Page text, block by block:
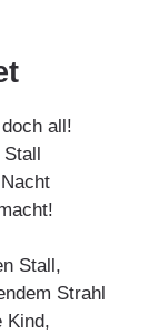
all!
Stall,
Strahl
Kind,